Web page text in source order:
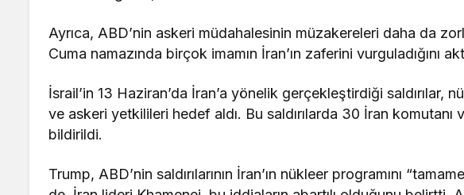
Ayrıca, ABD’nin askeri müdahalesinin müzakereleri daha da
Cuma namazında birçok imamın İran’ın zaferini vurguladığını
İsrail’in 13 Haziran’da İran’a yönelik gerçekleştirdiği saldırılar,
ve askeri yetkilileri hedef aldı. Bu saldırılarda 30 İran komutanı
bildirildi.
Trump, ABD’nin saldırılarının İran’ın nükleer programını